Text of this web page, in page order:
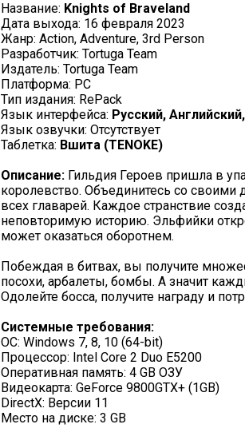
Название: Knights of Braveland
Дата выхода: 16 февраля 2023
Жанр: Action, Adventure, 3rd Person
Разработчик: Tortuga Team
Издатель: Tortuga Team
Платформа: PC
Тип издания: RePack
Язык интерфейса: Русский,
Язык озвучки: Отсутствует
Таблетка: Вшита (TENOKE)
Описание: Гильдия Героев пришла в
королевство. Объединитесь со своими
всех главарей. Каждое странствие
неповторимую историю. Эльфийки
может оказаться оборотнем.
Побеждая в битвах, вы получите
посохи, арбалеты, бомбы. А значит
Одолейте босса, получите награду и
Системные требования:
ОС: Windows 7, 8, 10 (64-bit)
Процессор: Intel Core 2 Duo E5200
Оперативная память: 4 GB ОЗУ
Видеокарта: GeForce 9800GTX+ (1GB)
DirectX: Версии 11
Место на диске: 3 GB